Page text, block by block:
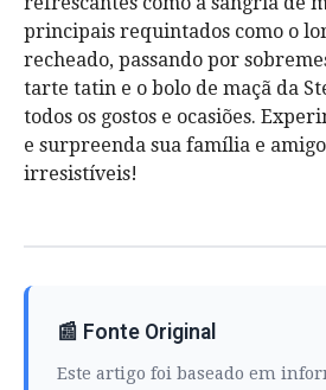
principais requintados como o
recheado, passando por
tarte tatin e o bolo de maçã da
todos os gostos e ocasiões.
e surpreenda sua família e
irresistíveis!
📰 Fonte Original
Este artigo foi baseado em